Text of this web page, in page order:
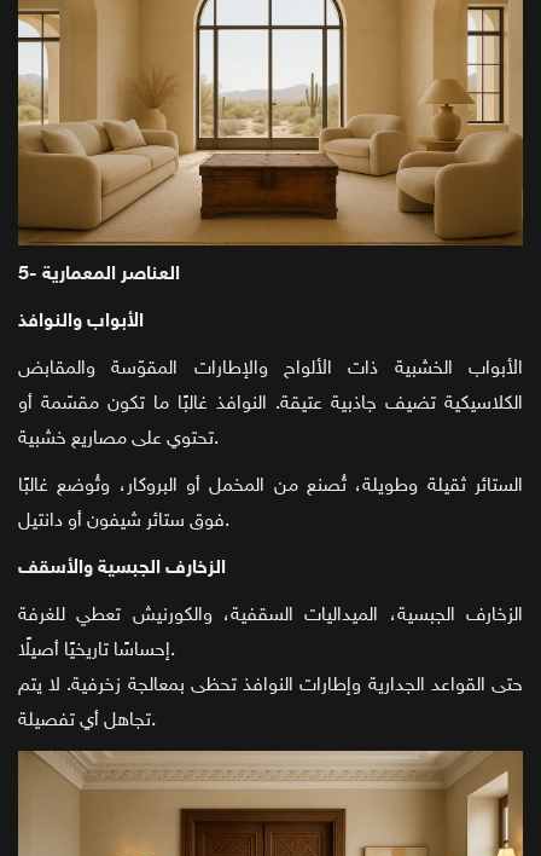
5- العناصر المعمارية
الأبواب والنوافذ
الأبواب الخشبية ذات الألواح والإطارات المقوّسة والمقابض
الكلاسيكية تضيف جاذبية عتيقة. النوافذ غالبًا ما تكون مقسّمة أو
تحتوي على مصاريع خشبية.
الستائر ثقيلة وطويلة، تُصنع من المخمل أو البروكار، وتُوضع غالبًا
فوق ستائر شيفون أو دانتيل.
الزخارف الجبسية والأسقف
الزخارف الجبسية، الميداليات السقفية، والكورنيش تعطي للغرفة
إحساسًا تاريخيًا أصيلًا.
حتى القواعد الجدارية وإطارات النوافذ تحظى بمعالجة زخرفية. لا يتم
تجاهل أي تفصيلة.